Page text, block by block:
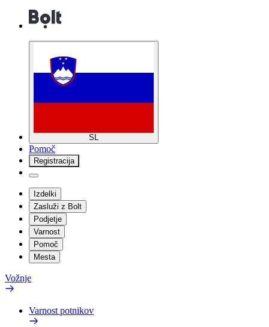
SL
Pomoč
Registracija
Izdelki
Zasluži z Bolt
Podjetje
Varnost
Pomoč
Mesta
Vožnje
Varnost potnikov